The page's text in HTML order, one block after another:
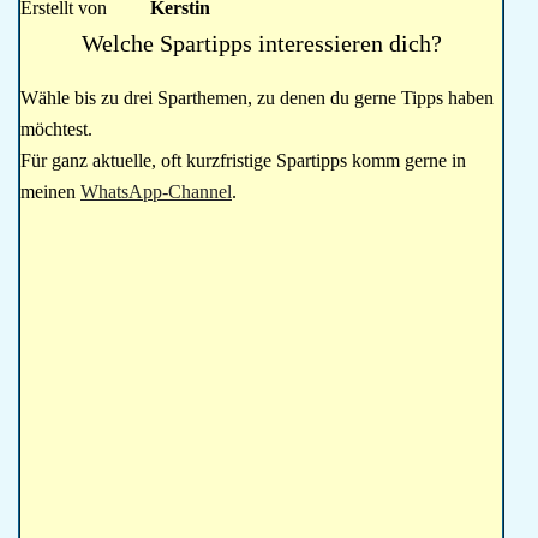
Erstellt von Kerstin
Welche Spartipps interessieren dich?
Wähle bis zu drei Sparthemen, zu denen du gerne Tipps haben
möchtest.
Für ganz aktuelle, oft kurzfristige Spartipps komm gerne in
meinen WhatsApp-Channel.